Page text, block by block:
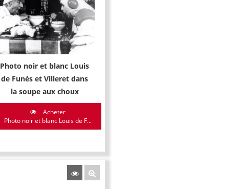
Photo noir et blanc Louis
de Funès et Villeret dans
la soupe aux choux
Acheter
Photo noir et blanc Louis de F...